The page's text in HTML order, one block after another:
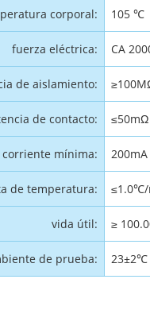
corporal: 105 ℃
fuerza eléctrica: CA
de aislamiento:
de contacto: ≤50mΩ
corriente mínima: 200mA
de temperatura:
vida útil: ≥
de prueba: 23±2℃